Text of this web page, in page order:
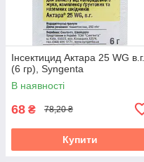
Інсектицид Актара 25 WG в.г.
(6 гр), Syngenta
В наявності
68 ₴ 78,20 ₴
Купити